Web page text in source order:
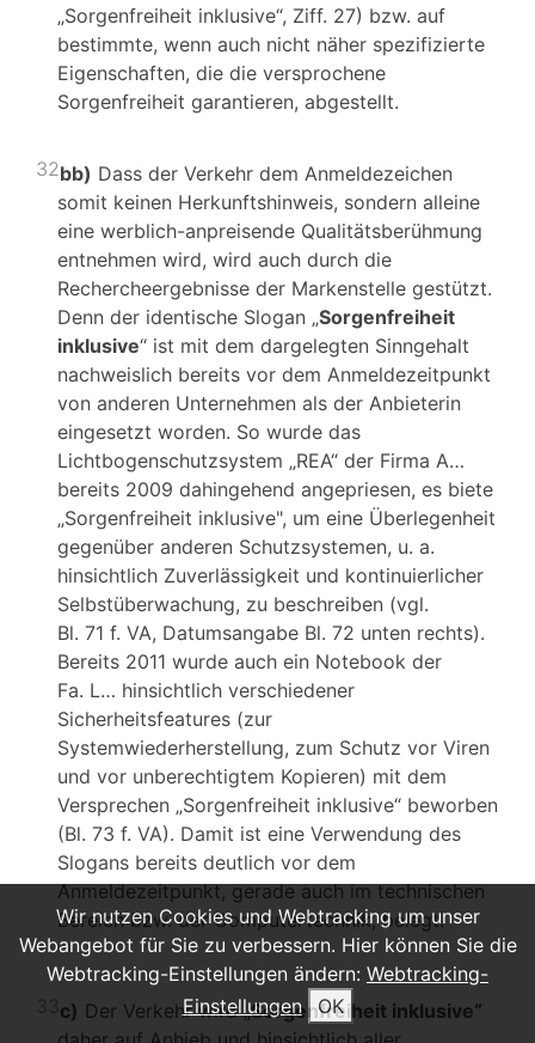
„Sorgenfreiheit inklusive“, Ziff. 27) bzw. auf
bestimmte, wenn auch nicht näher spezifizierte
Eigenschaften, die die versprochene
Sorgenfreiheit garantieren, abgestellt.
32bb) Dass der Verkehr dem Anmeldezeichen
somit keinen Herkunftshinweis, sondern alleine
eine werblich-anpreisende Qualitätsberühmung
entnehmen wird, wird auch durch die
Rechercheergebnisse der Markenstelle gestützt.
Denn der identische Slogan „Sorgenfreiheit
inklusive“ ist mit dem dargelegten Sinngehalt
nachweislich bereits vor dem Anmeldezeitpunkt
von anderen Unternehmen als der Anbieterin
eingesetzt worden. So wurde das
Lichtbogenschutzsystem „REA“ der Firma A…
bereits 2009 dahingehend angepriesen, es biete
„Sorgenfreiheit inklusive", um eine Überlegenheit
gegenüber anderen Schutzsystemen, u. a.
hinsichtlich Zuverlässigkeit und kontinuierlicher
Selbstüberwachung, zu beschreiben (vgl.
Bl. 71 f. VA, Datumsangabe Bl. 72 unten rechts).
Bereits 2011 wurde auch ein Notebook der
Fa. L… hinsichtlich verschiedener
Sicherheitsfeatures (zur
Systemwiederherstellung, zum Schutz vor Viren
und vor unberechtigtem Kopieren) mit dem
Versprechen „Sorgenfreiheit inklusive“ beworben
(Bl. 73 f. VA). Damit ist eine Verwendung des
Slogans bereits deutlich vor dem
Anmeldezeitpunkt, gerade auch im technischen
Bereich bzw. der Computertechnik, belegt.
c) Der Verkehr wird „Sorgenfreiheit inklusive“
Wir nutzen Cookies und Webtracking um unser
Webangebot für Sie zu verbessern. Hier können Sie die
Webtracking-Einstellungen ändern: Webtracking-
Einstellungen
OK